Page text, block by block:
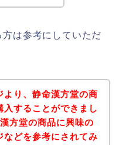
は参考にしていただ
より、静命漢方堂の商
入することができまし
方堂の商品に興味の
などを参考にされてみ